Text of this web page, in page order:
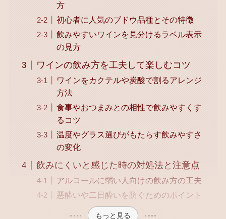
方
初心者に人気のブドウ品種とその特徴
飲みやすいワインを見分けるラベル表示
の見方
ワインの飲み方を工夫して楽しむコツ
ワインをカクテルや炭酸で割るアレンジ
方法
食事やおつまみとの相性で飲みやすくす
るコツ
温度やグラス選びがもたらす飲みやすさ
の変化
飲みにくいと感じた時の対処法と注意点
アルコールに弱い人向けの飲み方の工夫
悪酔いや二日酔いを防ぐためのポイント
もっと見る